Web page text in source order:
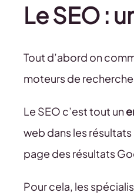
Le SEO :
Tout d’abord on
moteurs de
Le SEO c’est tout un
web dans les
page des résultats
Pour cela, les